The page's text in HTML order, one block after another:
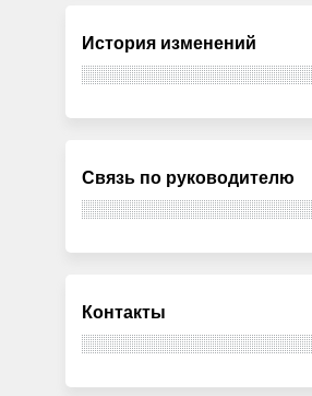
История изменений
Связь по руководителю
Контакты